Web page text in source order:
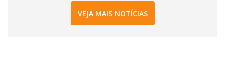
VEJA MAIS NOTÍCIAS